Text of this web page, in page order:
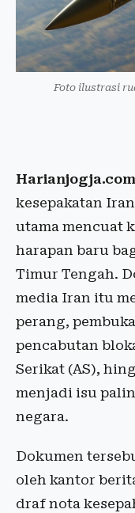
Foto ilustrasi
kesepakatan
utama mencuat
harapan baru
Timur Tengah.
media Iran itu
perang,
pencabutan
Serikat (AS),
menjadi isu
negara.
Dokumen
oleh kantor
draf nota